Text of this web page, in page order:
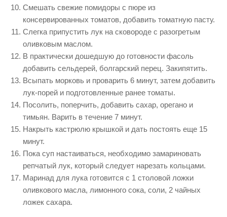
Смешать свежие помидоры с пюре из
консервированных томатов, добавить томатную пасту.
Слегка припустить лук на сковороде с разогретым
оливковым маслом.
В практически дошедшую до готовности фасоль
добавить сельдерей, болгарский перец. Закипятить.
Всыпать морковь и проварить 6 минут, затем добавить
лук-порей и подготовленные ранее томаты.
Посолить, поперчить, добавить сахар, орегано и
тимьян. Варить в течение 7 минут.
Накрыть кастрюлю крышкой и дать постоять еще 15
минут.
Пока суп настаиваться, необходимо замариновать
репчатый лук, который следует нарезать кольцами.
Маринад для лука готовится с 1 столовой ложки
оливкового масла, лимонного сока, соли, 2 чайных
ложек сахара.